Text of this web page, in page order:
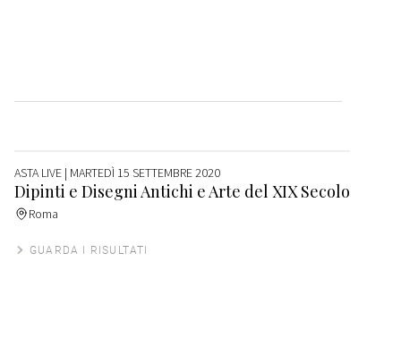
ASTA LIVE | MARTEDÌ 15 SETTEMBRE 2020
Dipinti e Disegni Antichi e Arte del XIX Secolo
Roma
GUARDA I RISULTATI